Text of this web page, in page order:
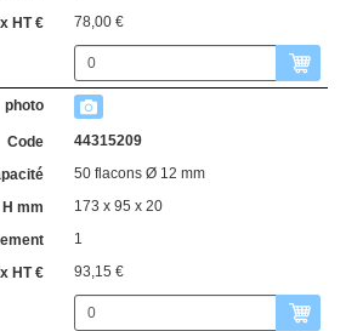
78,00 €
44315209
50 flacons Ø 12 mm
173 x 95 x 20
1
93,15 €